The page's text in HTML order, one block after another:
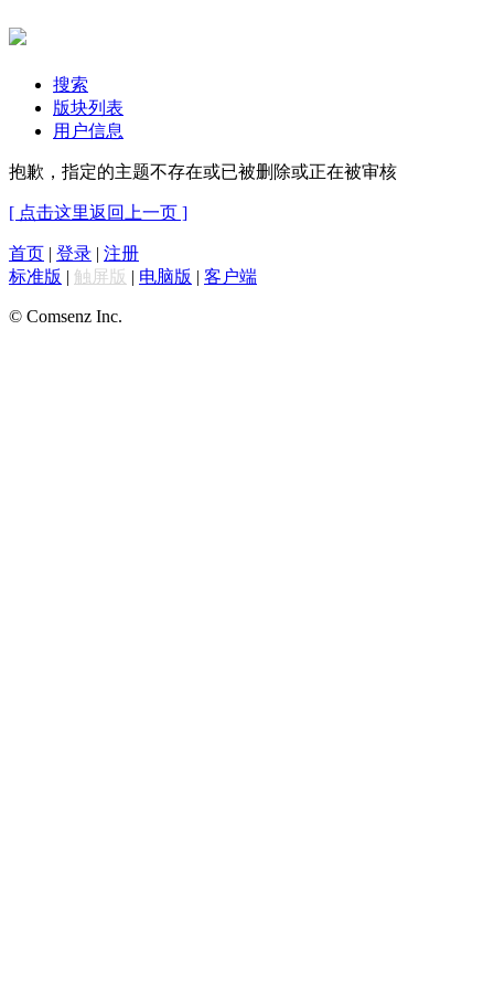
搜索
版块列表
用户信息
抱歉，指定的主题不存在或已被删除或正在被审核
[ 点击这里返回上一页 ]
首页 | 登录 | 注册
标准版 | 触屏版 | 电脑版 | 客户端
© Comsenz Inc.